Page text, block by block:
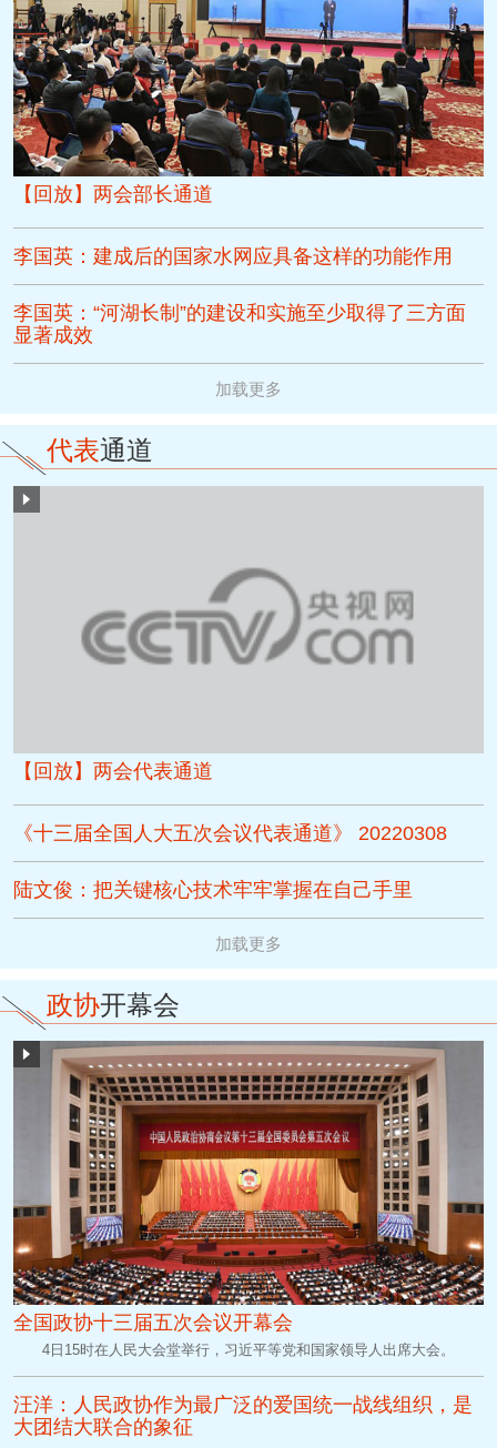
【回放】两会部长通道
李国英：建成后的国家水网应具备这样的功能作用
李国英：“河湖长制”的建设和实施至少取得了三方面
显著成效
加载更多
代表通道
【回放】两会代表通道
《十三届全国人大五次会议代表通道》 20220308
陆文俊：把关键核心技术牢牢掌握在自己手里
加载更多
政协开幕会
全国政协十三届五次会议开幕会
4日15时在人民大会堂举行，习近平等党和国家领导人出席大会。
汪洋：人民政协作为最广泛的爱国统一战线组织，是
大团结大联合的象征